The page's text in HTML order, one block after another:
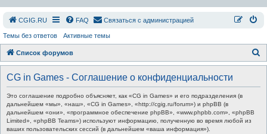
СGIG.RU FAQ Связаться с администрацией
Темы без ответов Активные темы
Список форумов
о
CG in Games - Соглашение о конфиденциальности
Это соглашение подробно объясняет, как «CG in Games» и его подразделения (в
дальнейшем «мы», «наш», «CG in Games», «http://cgig.ru/forum») и phpBB (в
дальнейшем «они», «программное обеспечение phpBB», «www.phpbb.com», «phpBB
Limited», «phpBB Teams») используют информацию, полученную во время любой из
ваших пользовательских сессий (в дальнейшем «ваша информация»).